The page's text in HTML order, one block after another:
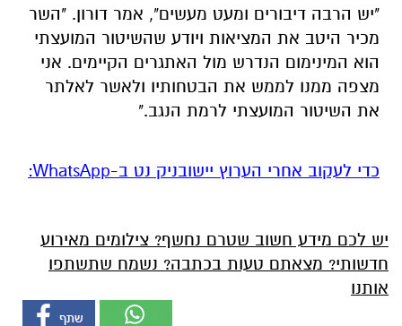
"יש הרבה דיבורים ומעט מעשים", אמר דורון. "השר
מכיר היטב את המציאות ויודע שהשיטור המועצתי
הוא המינימום הנדרש מול האתגרים הקיימים. אני
מצפה ממנו לממש את הבטחותיו ולאשר לאלתר
את השיטור המועצתי לרמת הנגב."
‏כדי לעקוב אחרי הערוץ יישובניק נט ב-WhatsApp:‏‏‏
יש לכם מידע חשוב שטרם נחשף? צילומים מאירוע
חדשותי? מצאתם טעות בכתבה? נשמח שתשתפו
אותנו